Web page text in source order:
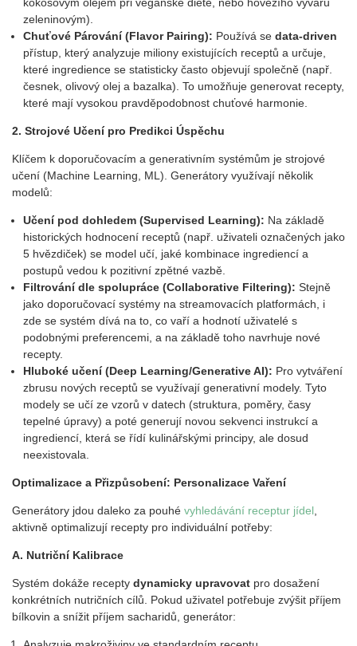
zeleninovým).
Chuťové Párování(Flavor Pairing): Používá se data-driven
přístup, který analyzuje miliony existujících receptů a určuje,
které ingredience se statisticky často objevují společně (např.
česnek, olivový olej a bazalka). To umožňuje generovat recepty,
které mají vysokou pravděpodobnost chuťové harmonie.
2. Strojové Učení pro Predikci Úspěchu
Klíčem k doporučovacím a generativním systémům je strojové
učení (Machine Learning, ML). Generátory využívají několik
modelů:
Učení pod dohledem (Supervised Learning): Na základě
historických hodnocení receptů (např. uživateli označených jako
5 hvězdiček) se model učí, jaké kombinace ingrediencí a
postupů vedou k pozitivní zpětné vazbě.
Filtrování dle spolupráce (Collaborative Filtering): Stejně
jako doporučovací systémy na streamovacích platformách, i
zde se systém dívá na to, co vaří a hodnotí uživatelé s
podobnými preferencemi, a na základě toho navrhuje nové
recepty.
Hluboké učení(Deep Learning/Generative AI): Pro vytváření
zbrusu nových receptů se využívají generativní modely. Tyto
modely se učí ze vzorů v datech (struktura, poměry, časy
tepelné úpravy) a poté generují novou sekvenci instrukcí a
ingrediencí, která se řídí kulinářskými principy, ale dosud
neexistovala.
Optimalizace a Přizpůsobení: Personalizace Vaření
Generátory jdou daleko za pouhé vyhledávání receptur jídel
aktivně optimalizují recepty pro individuální potřeby:
A. Nutriční Kalibrace
Systém dokáže recepty dynamicky upravovat pro dosažení
konkrétních nutričních cílů. Pokud uživatel potřebuje zvýšit příjem
bílkovin a snížit příjem sacharidů, generátor: